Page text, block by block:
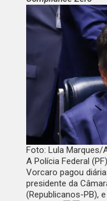
Foto: Lula Marques/
A Polícia Federal
Vorcaro pagou
presidente da
(Republicanos-PB),